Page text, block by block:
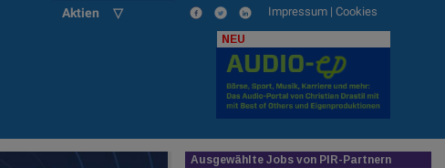
Aktien ▽ Impressum | Cookies
NEU
Ausgewählte Jobs von PIR-Partnern